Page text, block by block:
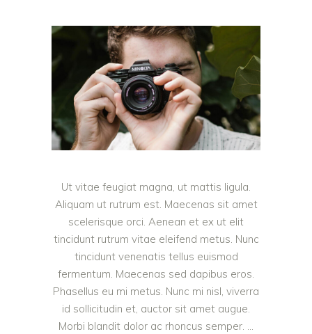
Ut vitae feugiat magna, ut mattis ligula.
Aliquam ut rutrum est. Maecenas sit amet
scelerisque orci. Aenean et ex ut elit
tincidunt rutrum vitae eleifend metus. Nunc
tincidunt venenatis tellus euismod
fermentum. Maecenas sed dapibus eros.
Phasellus eu mi metus. Nunc mi nisl, viverra
id sollicitudin et, auctor sit amet augue.
Morbi blandit dolor ac rhoncus semper.